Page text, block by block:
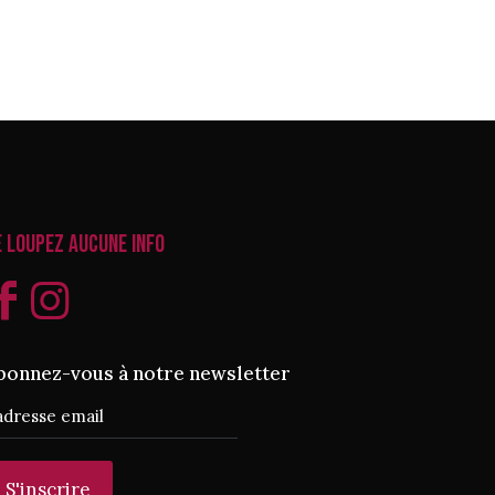
loupez aucune info
vous à notre newsletter